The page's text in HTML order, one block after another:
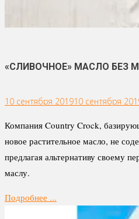
«СЛИВОЧНОЕ» МАСЛО БЕЗ
10 сентября 201910 сентября
Компания Country Crock,
новое растительное масло, не
предлагая альтернативу своему
маслу.
Подробнее ...